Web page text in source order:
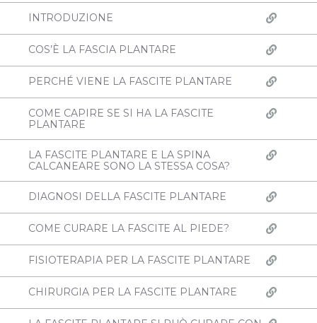
INTRODUZIONE
COS’È LA FASCIA PLANTARE
PERCHÉ VIENE LA FASCITE PLANTARE
COME CAPIRE SE SI HA LA FASCITE
PLANTARE
LA FASCITE PLANTARE E LA SPINA
CALCANEARE SONO LA STESSA COSA?
DIAGNOSI DELLA FASCITE PLANTARE
COME CURARE LA FASCITE AL PIEDE?
FISIOTERAPIA PER LA FASCITE PLANTARE
CHIRURGIA PER LA FASCITE PLANTARE